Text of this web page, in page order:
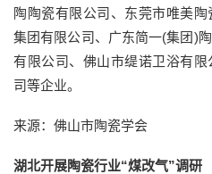
陶陶瓷有限公司、东莞市唯美
集团有限公司、广东简一(集团)
有限公司、佛山市缇诺卫浴有
司等企业。
来源：佛山市陶瓷学会
湖北开展陶瓷行业“煤改气”调研